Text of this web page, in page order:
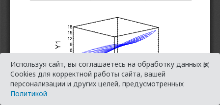
Используя сайт, вы соглашаетесь на обработку данных в
Cookies для корректной работы сайта, вашей
персонализации и других целей, предусмотренных
Политикой
×